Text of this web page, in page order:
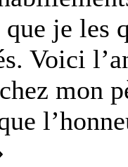
je les
Voici
mon